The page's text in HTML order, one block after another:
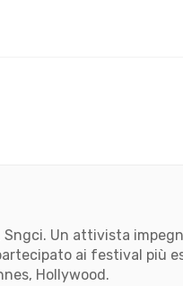
Sngci. Un attivista
ai festival più
Hollywood.